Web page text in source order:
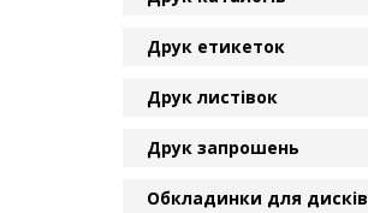
Друк етикеток
Друк листівок
Друк запрошень
Обкладинки для дисків